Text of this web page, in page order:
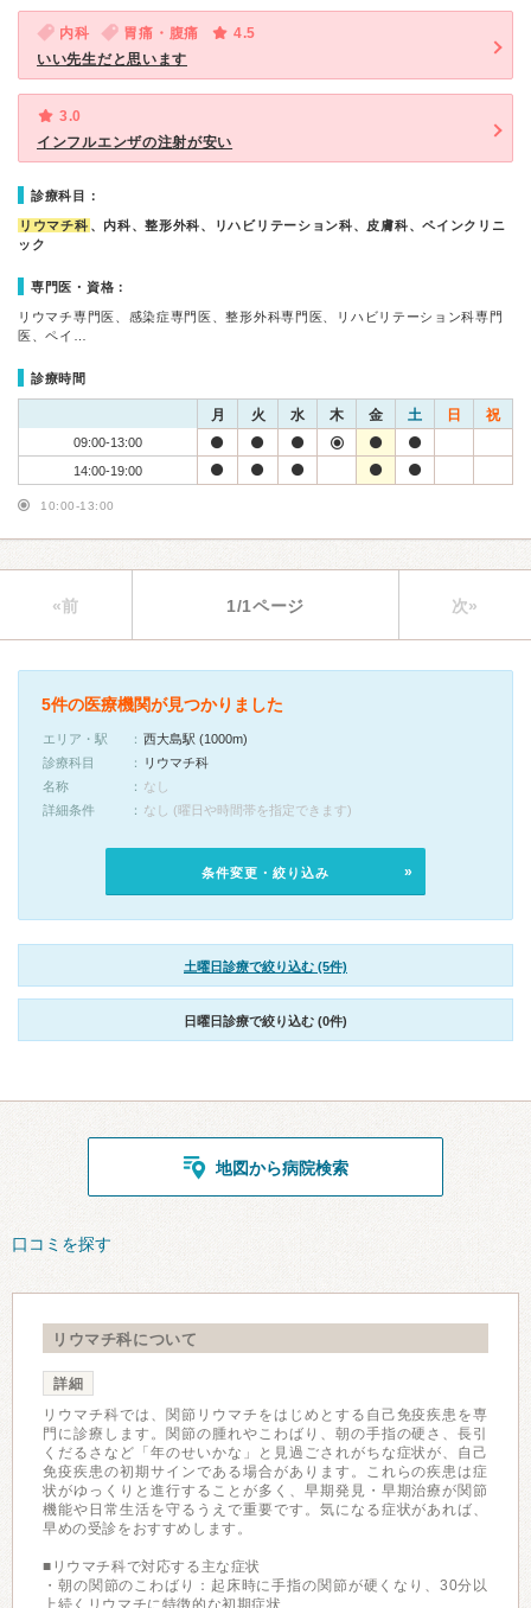
内科 胃痛・腹痛
4.5
いい先生だと思います
3.0
インフルエンザの注射が安い
診療科目：
リウマチ科 、内科、整形外科、リハビリテーション科、皮膚科、ペインクリニ
ック
専門医・資格：
リウマチ専門医、感染症専門医、整形外科専門医、リハビリテーション科専門
医、ペイ…
診療時間
月 火 水 木 金 土 日 祝
09:00-13:00
14:00-19:00
10:00-13:00
«前 1/1ページ 次»
5件の医療機関が見つかりました
エリア・駅
西大島駅 (1000m)
診療科目
リウマチ科
名称
なし
詳細条件
なし (曜日や時間帯を指定できます)
条件変更・絞り込み
土曜日診療で絞り込む (5件)
日曜日診療で絞り込む (0件)
地図から病院検索
口コミを探す
リウマチ科について
詳細
リウマチ科では、関節リウマチをはじめとする自己免疫疾患を専
門に診療します。関節の腫れやこわばり、朝の手指の硬さ、長引
くだるさなど「年のせいかな」と見過ごされがちな症状が、自己
免疫疾患の初期サインである場合があります。これらの疾患は症
状がゆっくりと進行することが多く、早期発見・早期治療が関節
機能や日常生活を守るうえで重要です。気になる症状があれば、
早めの受診をおすすめします。
■リウマチ科で対応する主な症状
・朝の関節のこわばり：起床時に手指の関節が硬くなり、30分以
上続くリウマチに特徴的な初期症状